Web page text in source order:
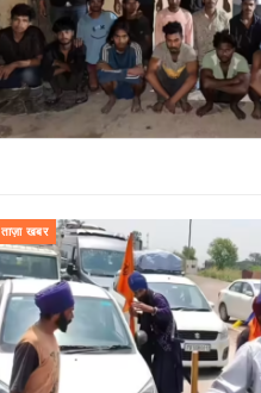
ताज़ा खबर